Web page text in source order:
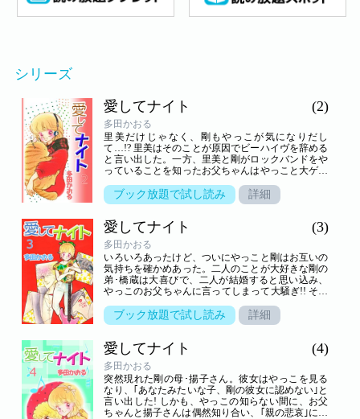
シリーズ
愛してナイト
(2)
多田かおる
里美だけじゃなく、剛もやっこが気になりだし
て…!? 里美はそのことが原因でビーハイヴを辞める
と言い出した。一方、里美と剛がロックバンドをや
っていることを知ったお父ちゃんはやっこと大ゲン
った。やっこはやっと自分の気持ちに気付いて…!?
ブック放題で試し読み 詳細
愛してナイト (3)
多田かおる
いろいろあったけど、ついにやっこと剛はお互いの
気持ちを確かめあった。二人のことが大好きな剛の
弟･橋蔵は大喜びで、二人が結婚すると思い込み、
やっこのお父ちゃんに言ってしまって大騒ぎ!! そし
と間違われて…!?
ブック放題で試し読み 詳細
愛してナイト (4)
多田かおる
突然現れた剛の母･揚子さん。彼女はやっこを見る
なり、｢あなたみたいな子、剛の彼女に認めない｣と
言い出した! しかも、やっこの知らない間に、お父
ちゃんと揚子さんは偶然知り合い、｢親の悲哀｣につ